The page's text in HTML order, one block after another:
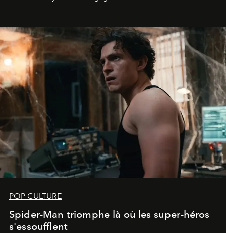
POP CULTURE
Spider-Man triomphe là où les super-héros
s'essoufflent